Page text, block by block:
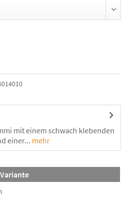
mit einem schwach klebenden
einer... mehr
Variante